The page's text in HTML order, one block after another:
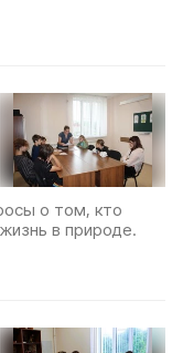
о том, кто
в природе.